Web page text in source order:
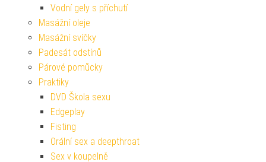
Vodní gely s příchutí
Masážní oleje
Masážní svíčky
Padesát odstínů
Párové pomůcky
Praktiky
DVD Škola sexu
Edgeplay
Fisting
Orální sex a deepthroat
Sex v koupelně